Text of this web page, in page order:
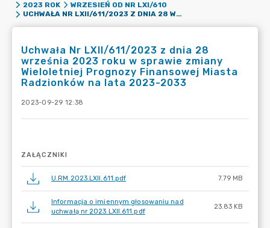
2023 ROK
WRZESIEŃ OD NR LXI/610
UCHWAŁA NR LXII/611/2023 Z DNIA 28 WRZEŚNIA 2023 ROKU W SPRAWIE ZMIANY WIELOLETNIEJ PROGNOZY FINANSOWEJ MIASTA RADZIONKÓW NA LATA 2023-2033
Uchwała Nr LXII/611/2023 z dnia 28
września 2023 roku w sprawie zmiany
Wieloletniej Prognozy Finansowej Miasta
Radzionków na lata 2023-2033
2023-09-29 12:38
ZAŁĄCZNIKI
U.RM.2023.LXII.611.pdf 7.79 MB
Informacja o imiennym głosowaniu nad
uchwałą nr 2023.LXII.611.pdf
23.83 KB